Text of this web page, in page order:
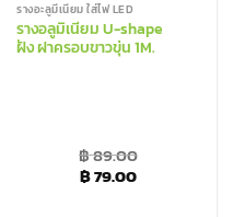
รางอะลูมีเนียม ใส่ไฟ LED
รางอลูมิเนียม U-shape
ฝัง ฝาครอบขาวขุ่น 1M.
฿89.00
Original price was:
฿79.00Current